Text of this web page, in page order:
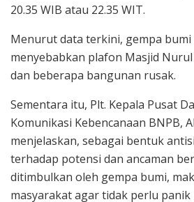
20.35 WIB atau 22.35 WIT.
Menurut data terkini, gempa
menyebabkan plafon Masjid
dan beberapa bangunan rusak.
Sementara itu, Plt. Kepala Pusat
Komunikasi Kebencanaan BNPB,
menjelaskan, sebagai bentuk
terhadap potensi dan ancaman
ditimbulkan oleh gempa bumi,
masyarakat agar tidak perlu